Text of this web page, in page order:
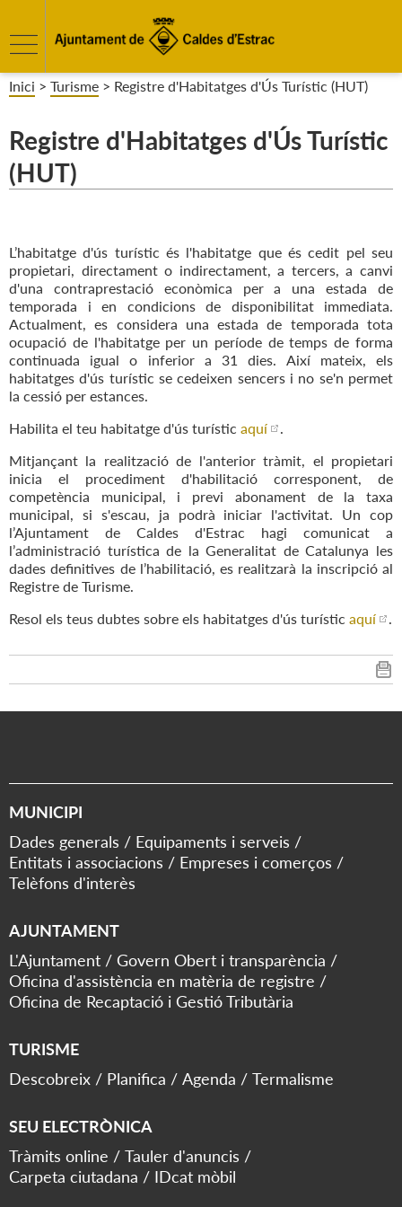
Inici > Turisme > Registre d'Habitatges d'Ús Turístic (HUT)
Registre d'Habitatges d'Ús Turístic
(HUT)
L’habitatge d'ús turístic és l'habitatge que és cedit pel seu
propietari, directament o indirectament, a tercers, a canvi
d'una contraprestació econòmica per a una estada de
temporada i en condicions de disponibilitat immediata.
Actualment, es considera una estada de temporada tota
ocupació de l'habitatge per un període de temps de forma
continuada igual o inferior a 31 dies. Així mateix, els
habitatges d'ús turístic se cedeixen sencers i no se'n permet
la cessió per estances.
Habilita el teu habitatge d'ús turístic aquí
.
Mitjançant la realització de l'anterior tràmit, el propietari
inicia el procediment d'habilitació corresponent, de
competència municipal, i previ abonament de la taxa
municipal, si s'escau, ja podrà iniciar l'activitat. Un cop
l’Ajuntament de Caldes d'Estrac hagi comunicat a
l’administració turística de la Generalitat de Catalunya les
dades definitives de l’habilitació, es realitzarà la inscripció al
Registre de Turisme.
Resol els teus dubtes sobre els habitatges d'ús turístic aquí .
MUNICIPI
Dades generals
Equipaments i serveis
Entitats i associacions
Empreses i comerços
Telèfons d'interès
AJUNTAMENT
L'Ajuntament
Govern Obert i transparència
Oficina d'assistència en matèria de registre
Oficina de Recaptació i Gestió Tributària
TURISME
Descobreix
Planifica Agenda Termalisme
SEU ELECTRÒNICA
Tràmits online
Tauler d'anuncis
Carpeta ciutadana
IDcat mòbil